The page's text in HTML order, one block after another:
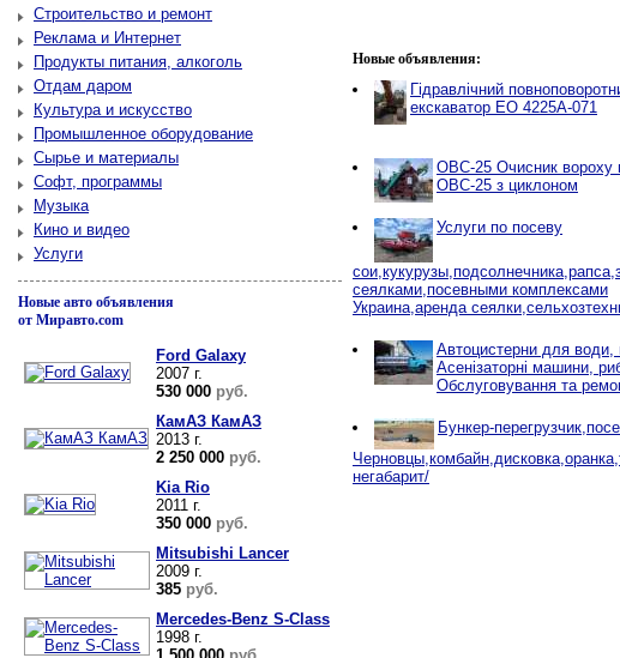
Строительство и ремонт
Реклама и Интернет
Продукты питания, алкоголь
Отдам даром
Культура и искусство
Промышленное оборудование
Сырье и материалы
Софт, программы
Музыка
Кино и видео
Услуги
Новые авто объявления
от Миравто.com
Ford Galaxy
2007 г.
530 000 руб.
КамАЗ КамАЗ
2013 г.
2 250 000 руб.
Kia Rio
2011 г.
350 000 руб.
Mitsubishi Lancer
2009 г.
385 руб.
Mercedes-Benz S-Class
1998 г.
Новые объявления:
Гідравлічний
екскаватор ЕО 4225А-071
ОВС-25 Очисник вороху
ОВС-25 з циклоном
Услуги по посеву
сеялками,посевными комплексами
Украина,аренда
Автоцистерни для води,
Асенізаторні машини,
Обслуговування та
Бункер-
негабарит/